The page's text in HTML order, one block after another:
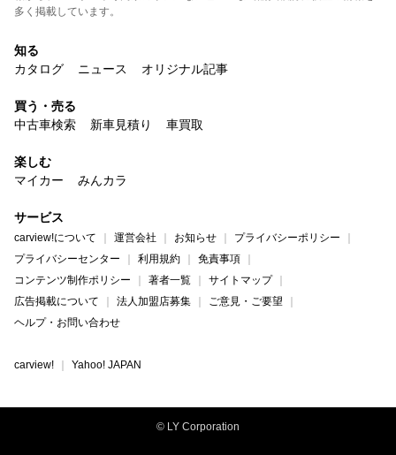
多く掲載しています。
知る
カタログ
ニュース オリジナル記事
買う・売る
中古車検索
新車見積り 車買取
楽しむ
マイカー
みんカラ
サービス
carview!について 運営会社 お知らせ
プライバシーポリシー
プライバシーセンター
利用規約
免責事項
コンテンツ制作ポリシー
著者一覧
サイトマップ
広告掲載について
法人加盟店募集
ご意見・ご要望
ヘルプ・お問い合わせ
carview! Yahoo! JAPAN
© LY Corporation